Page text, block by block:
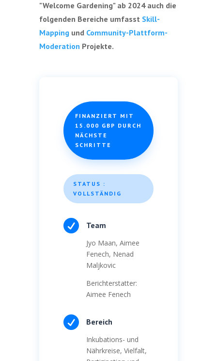
"Welcome Gardening" ab 2024 auch die
folgenden Bereiche umfasst Skill-
Mappingund Community-Plattform-
Moderation Projekte.
FINANZIERT MIT
15.000 GBP DURCH
NÄCHSTE
SCHRITTE
STATUS :
VOLLSTÄNDIG
 Team
Jyo Maan, Aimee
Fenech, Nenad
Maljkovic
Berichterstatter:
Aimee Fenech
 Bereich
Inkubations- und
Nährkreise, Vielfalt,